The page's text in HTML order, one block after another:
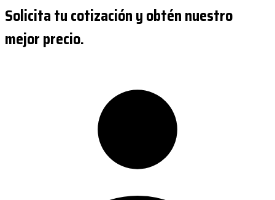
Solicita tu cotización y obtén nuestro
mejor precio.